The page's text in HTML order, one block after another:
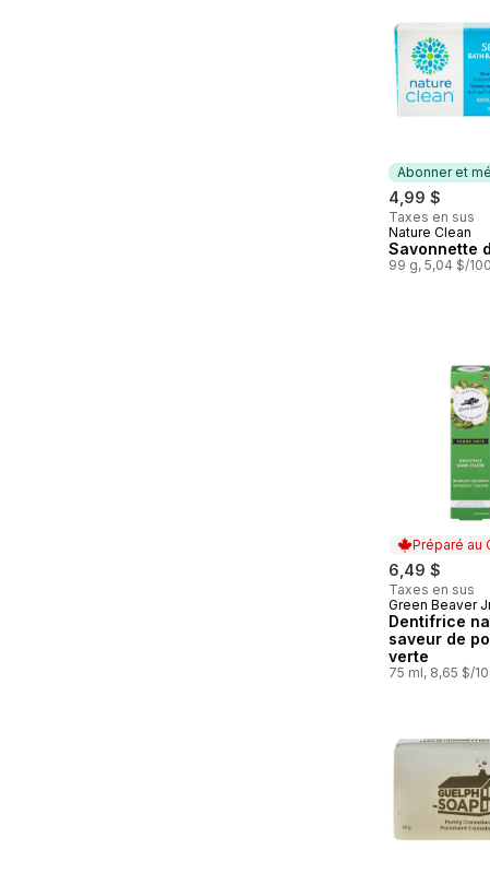
Abonner et
4,99 $
Taxes en sus
Abonner et
Nature Clean
Savonnette
99 g, 5,04 $/
Préparé au
6,49 $
Taxes en sus
Préparé au
Green Beaver
Dentifrice
saveur de
verte
75 ml, 8,65 $/